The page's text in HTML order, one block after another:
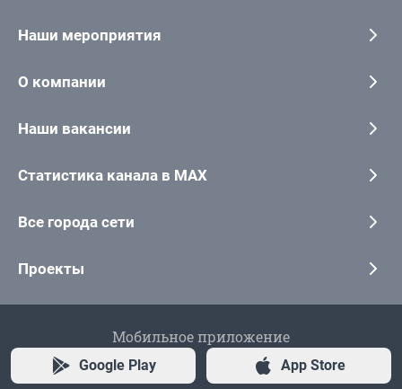
Наши мероприятия
О компании
Наши вакансии
Статистика канала в MAX
Все города сети
Проекты
Мобильное приложение
Google Play App Store